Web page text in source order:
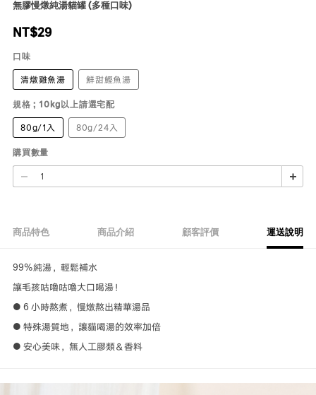
無膠慢燉純湯貓罐 (多種口味)
NT$29
口味
清燉雞魚湯
鮮甜鰹魚湯
規格 ; 10kg以上請選宅配
80g/1入
80g/24入
購買數量
商品特色 商品介紹 顧客評價 運送說明
99%純湯，輕鬆補水
讓毛孩咕嚕咕嚕大口喝湯！
● 6 小時熬煮，慢燉熬出精華湯品
● 特殊湯質地，讓貓喝湯的效率加倍
● 安心美味，無人工膠類＆香料